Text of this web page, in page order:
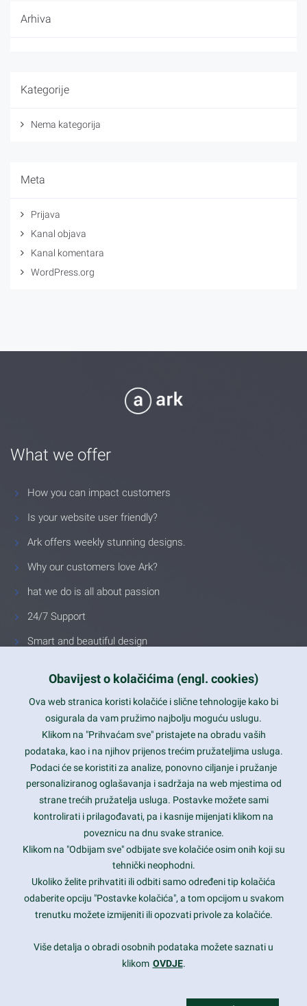
Arhiva
Kategorije
Nema kategorija
Meta
Prijava
Kanal objava
Kanal komentara
WordPress.org
What we offer
How you can impact customers
Is your website user friendly?
Ark offers weekly stunning designs.
Why our customers love Ark?
hat we do is all about passion
24/7 Support
Smart and beautiful design
Latest trends and much more...
Contact Info
1600 Amphitheatre Parkway, Mountain View, CA 94043
prothemes.net@gmail.com
Daily: 9:00 am - 6:00 pm
Sunday: Closed
Copyright 2017FRESHFACE© All Rights Reserved
Obavijest o kolačićima (engl. cookies)
Ova web stranica koristi kolačiće i slične tehnologije kako bi
osigurala da vam pružimo najbolju moguću uslugu.
Klikom na "Prihvaćam sve" pristajete na obradu vaših
podataka, kao i na njihov prijenos trećim pružateljima usluga.
Podaci će se koristiti za analize, ponovno ciljanje i pružanje
personaliziranog oglašavanja i sadržaja na web mjestima od
strane trećih pružatelja usluga. Postavke možete sami
kontrolirati i prilagođavati, pa i kasnije mijenjati klikom na
poveznicu na dnu svake stranice.
Klikom na "Odbijam sve" odbijate sve kolačiće osim onih koji su
tehnički neophodni.
Ukoliko želite prihvatiti ili odbiti samo određeni tip kolačića
odaberite opciju "Postavke kolačića", a tom opcijom u svakom
trenutku možete izmijeniti ili opozvati privole za kolačiće.
Više detalja o obradi osobnih podataka možete saznati u
klikom OVDJE.